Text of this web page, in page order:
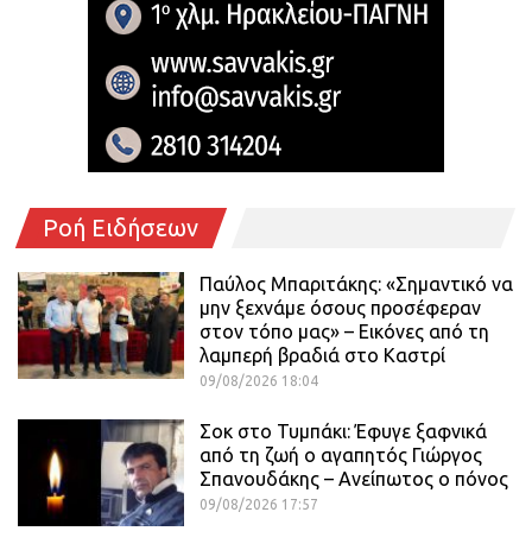
Ροή Ειδήσεων
Παύλος Μπαριτάκης: «Σημαντικό να
μην ξεχνάμε όσους προσέφεραν
στον τόπο μας» – Εικόνες από τη
λαμπερή βραδιά στο Καστρί
09/08/2026 18:04
Σοκ στο Τυμπάκι: Έφυγε ξαφνικά
από τη ζωή ο αγαπητός Γιώργος
Σπανουδάκης – Ανείπωτος ο πόνος
09/08/2026 17:57